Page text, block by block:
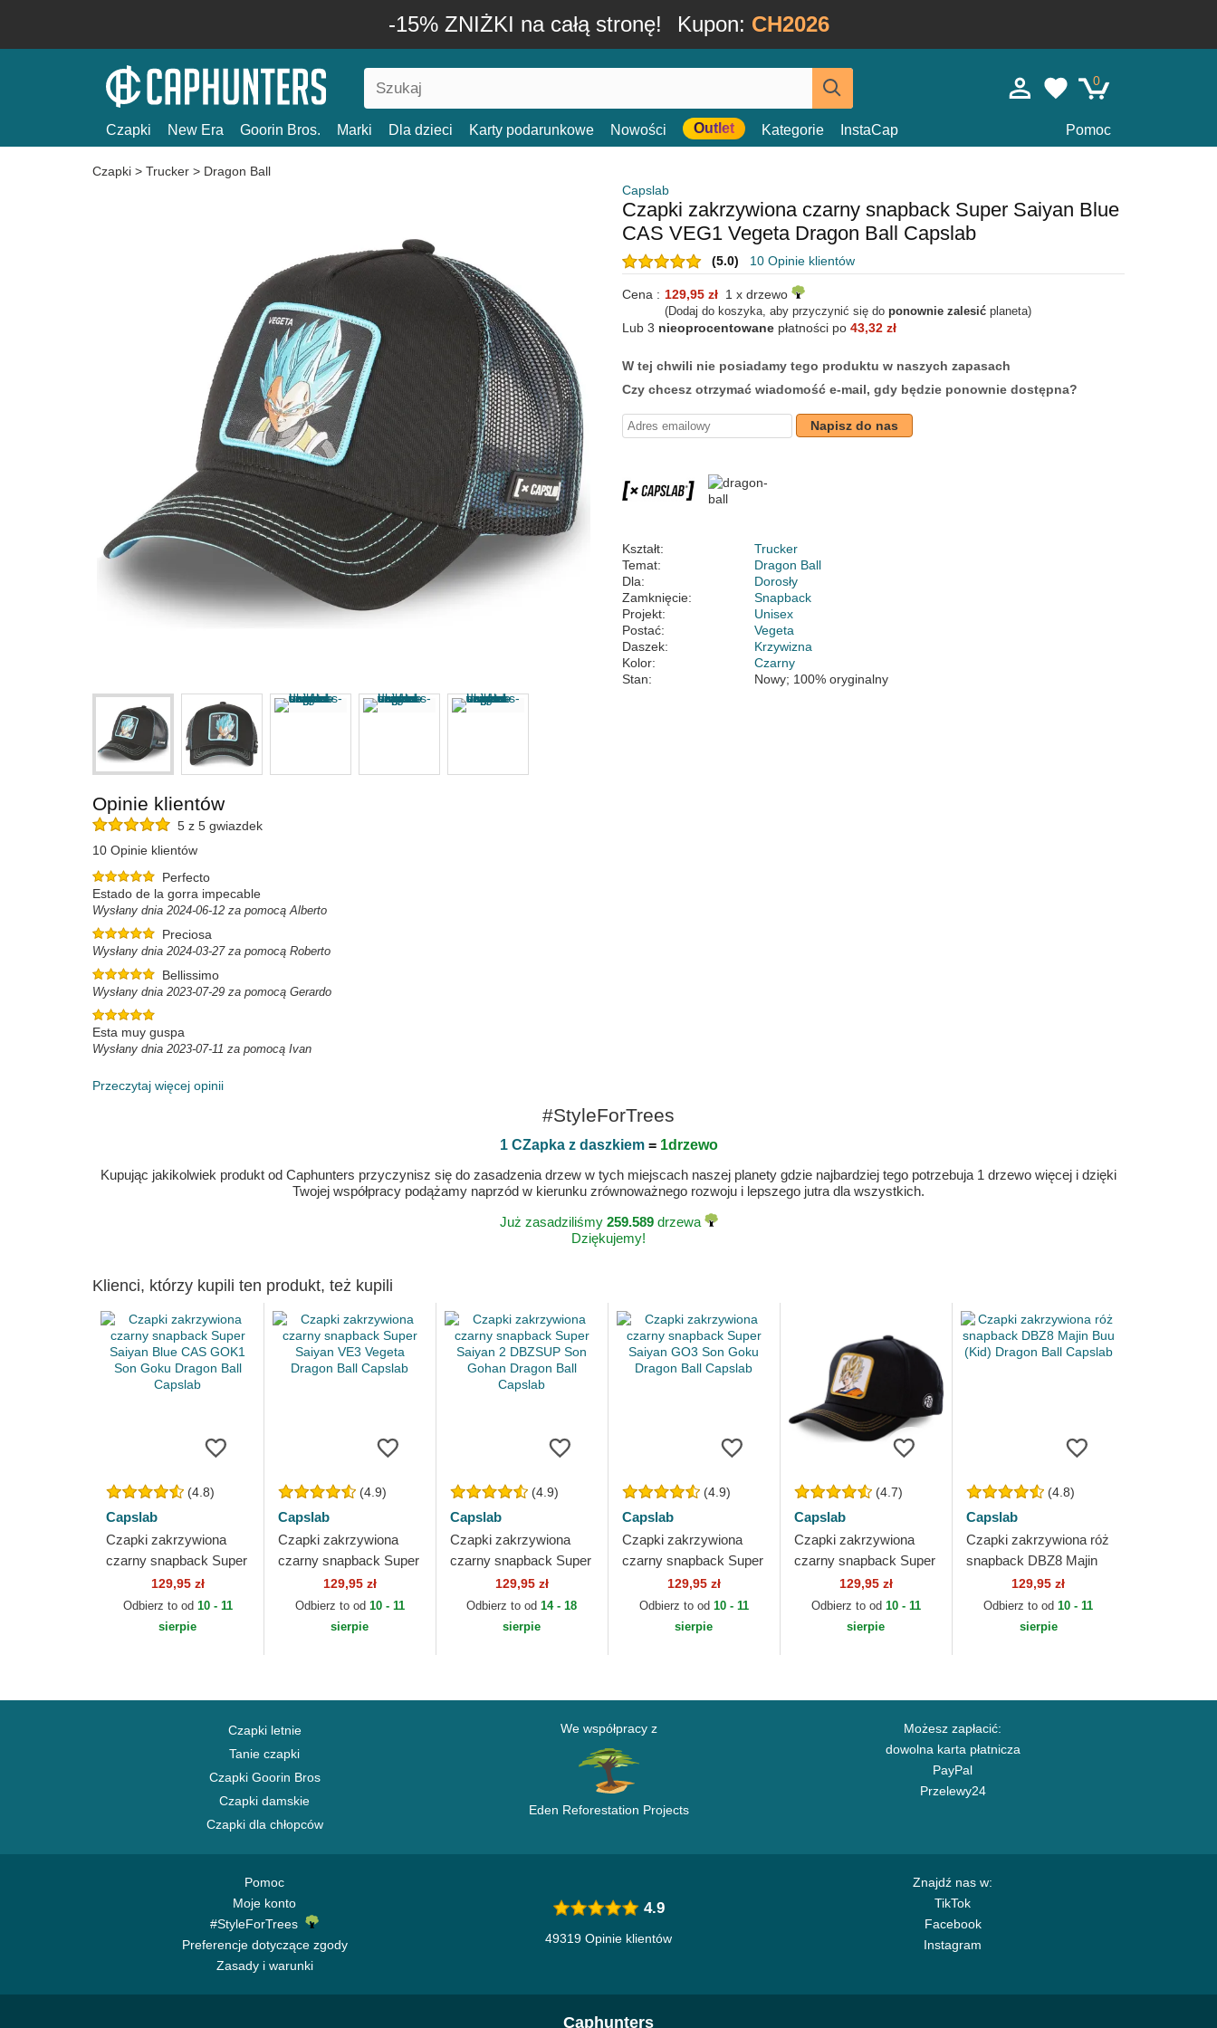
-15% ZNIŻKI na całą stronę! Kupon: CH2026
0
Czapki New Era Goorin Bros. Marki Dla dzieci Karty podarunkowe Nowości Outlet Kategorie InstaCap Pomoc
Czapki > Trucker > Dragon Ball
Capslab
Czapki zakrzywiona czarny snapback Super Saiyan Blue
CAS VEG1 Vegeta Dragon Ball Capslab
(5.0) 10 Opinie klientów
Cena : 129,95 zł 1 x drzewo
(Dodaj do koszyka, aby przyczynić się do ponownie zalesić planeta)
Lub 3 nieoprocentowane płatności po 43,32 zł
W tej chwili nie posiadamy tego produktu w naszych zapasach
Czy chcesz otrzymać wiadomość e-mail, gdy będzie ponownie dostępna?
Napisz do nas
Kształt:
Trucker
Temat:
Dragon Ball
Dla:
Dorosły
Zamknięcie:
Snapback
Projekt:
Unisex
Postać:
Vegeta
Daszek:
Krzywizna
Kolor:
Czarny
Stan:
Nowy; 100% oryginalny
Opinie klientów
5 z 5 gwiazdek
10 Opinie klientów
Perfecto
Estado de la gorra impecable
Wysłany dnia 2024-06-12 za pomocą Alberto
Preciosa
Wysłany dnia 2024-03-27 za pomocą Roberto
Bellissimo
Wysłany dnia 2023-07-29 za pomocą Gerardo
Esta muy guspa
Wysłany dnia 2023-07-11 za pomocą Ivan
Przeczytaj więcej opinii
#StyleForTrees
1 CZapka z daszkiem= 1drzewo
Kupując jakikolwiek produkt od Caphunters przyczynisz się do zasadzenia drzew w tych miejscach naszej planety gdzie najbardziej tego potrzebuja 1 drzewo więcej i dzięki
Twojej współpracy podążamy naprzód w kierunku zrównoważnego rozwoju i lepszego jutra dla wszystkich.
Już zasadziliśmy 259.589drzewa
Dziękujemy!
Klienci, którzy kupili ten produkt, też kupili
(4.8)
Capslab
Czapki zakrzywiona
czarny snapback Super
Saiyan Blue CAS GOK1
Son Goku Dragon Ball
129,95 zł
Odbierz to od 10 - 11
sierpie
(4.9)
Capslab
Czapki zakrzywiona
czarny snapback Super
Saiyan VE3 Vegeta
Dragon Ball Capslab
129,95 zł
Odbierz to od 10 - 11
sierpie
(4.9)
Capslab
Czapki zakrzywiona
czarny snapback Super
Saiyan 2 DBZSUP Son
Gohan Dragon Ball
129,95 zł
Odbierz to od14 - 18
sierpie
(4.9)
Capslab
Czapki zakrzywiona
czarny snapback Super
Saiyan GO3 Son Goku
Dragon Ball Capslab
129,95 zł
Odbierz to od 10 - 11
sierpie
(4.7)
Capslab
Czapki zakrzywiona
czarny snapback Super
Saiyan GO2 Son Goku
Dragon Ball Capslab
129,95 zł
Odbierz to od 10 - 11
sierpie
(4.8)
Capslab
Czapki zakrzywiona róż
snapback DBZ8 Majin
Buu (Kid) Dragon Ball
Capslab
129,95 zł
Odbierz to od10 - 11
sierpie
Czapki letnie
Tanie czapki
Czapki Goorin Bros
Czapki damskie
Czapki dla chłopców
We współpracy z
Eden Reforestation Projects
Możesz zapłacić:
dowolna karta płatnicza
PayPal
Przelewy24
Pomoc
Moje konto
#StyleForTrees
Preferencje dotyczące zgody
Zasady i warunki
Znajdź nas w:
TikTok
Facebook
Instagram
4.9
49319 Opinie klientów
Caphunters